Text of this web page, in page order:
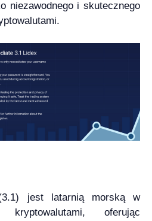
niezawodnego i skutecznego
jest latarnią morską w
oferując